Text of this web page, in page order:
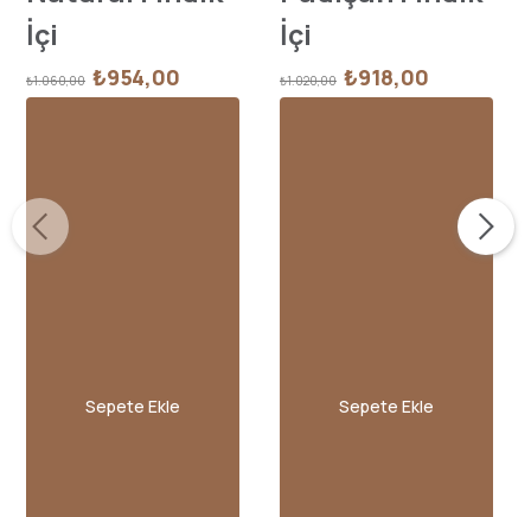
İçi
₺1.060,00 ₺954,00
Sepete Ekle
İçi
₺1.020,00 ₺918,00
Sepete Ekle